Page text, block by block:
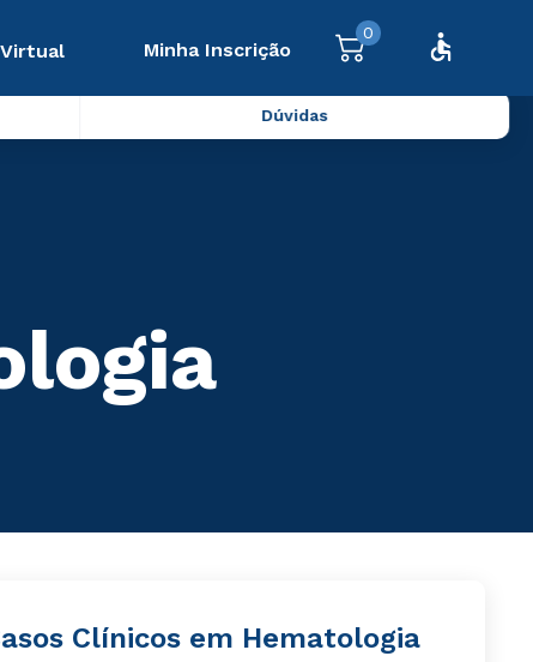
Minha Inscrição
0
Dúvidas
Clínicos em Hematologia